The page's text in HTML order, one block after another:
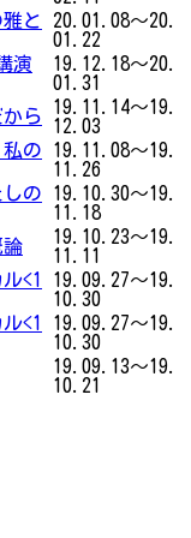
と
20.01.08～20.
01.22
演
19.12.18～20.
01.31
ら
19.11.14～19.
12.03
の
19.11.08～19.
11.26
の
19.10.30～19.
11.18
19.10.23～19.
11.11
<1
19.09.27～19.
10.30
<1
19.09.27～19.
10.30
19.09.13～19.
10.21